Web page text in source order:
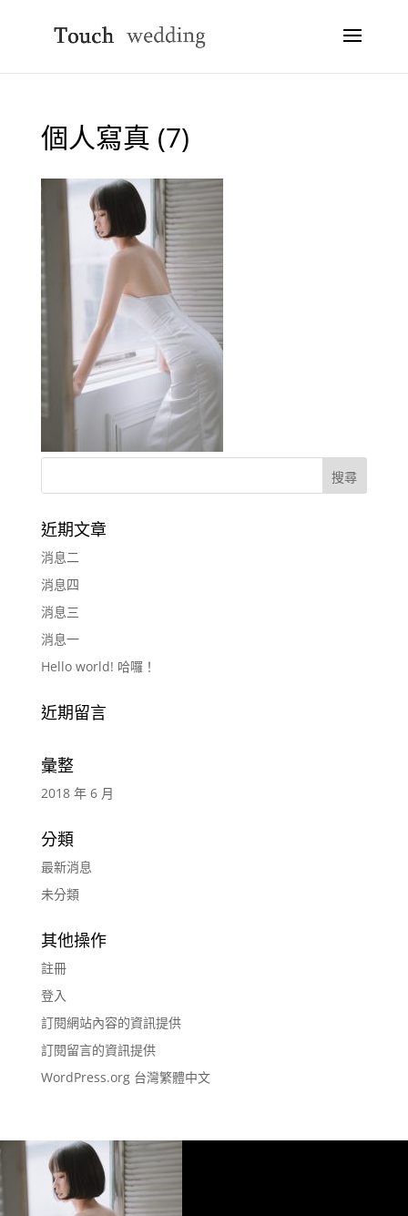
個人寫真 (7)
近期文章
消息二
消息四
消息三
消息一
Hello world! 哈囉！
近期留言
彙整
2018 年 6 月
分類
最新消息
未分類
其他操作
註冊
登入
訂閱網站內容的資訊提供
訂閱留言的資訊提供
WordPress.org 台灣繁體中文